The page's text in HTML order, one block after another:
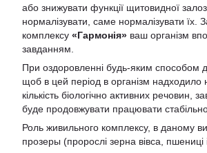
або знижувати функції щитовидної
нормалізувати, саме нормалізувати їх.
комплексу «Гармонія» ваш організм
завданням.
При оздоровленні будь-яким способом
щоб в цей період в організм надходило
кількість біологічно активних речовин,
буде продовжувати працювати
Роль живильного комплексу, в даному
прозеры (пророслі зерна вівса, пшениці